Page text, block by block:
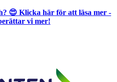
😍 Klicka här för att läsa mer -
vi mer!